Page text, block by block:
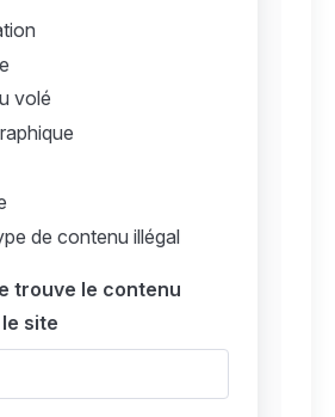
volé
de contenu illégal
trouve le contenu
site